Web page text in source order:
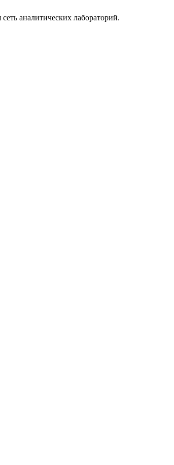
аналитических лабораторий.